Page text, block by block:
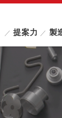
提案力 製